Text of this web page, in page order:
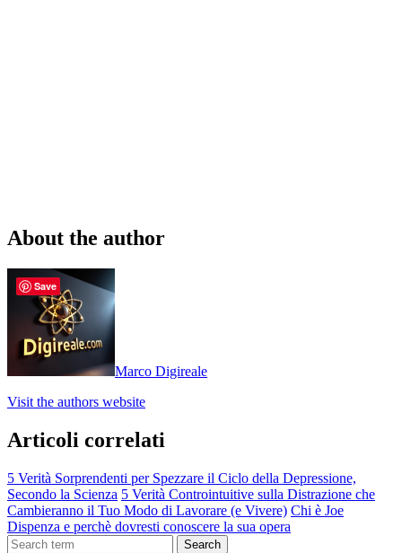
About the author
Marco Digireale
Visit the authors website
Articoli correlati
5 Verità Sorprendenti per Spezzare il Ciclo della Depressione,
Secondo la Scienza 5 Verità Controintuitive sulla Distrazione che
Cambieranno il Tuo Modo di Lavorare (e Vivere) Chi è Joe
Dispenza e perchè dovresti conoscere la sua opera
Search
Save